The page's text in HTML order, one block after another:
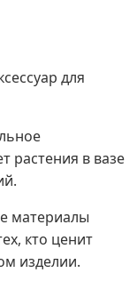
для
растения в вазе
материалы
кто ценит
изделии.